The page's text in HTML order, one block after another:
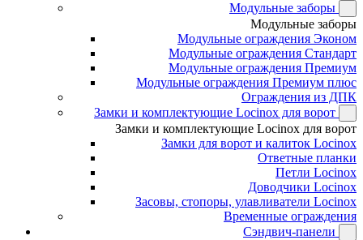
Модульные заборы
Модульные заборы
Модульные ограждения Эконом
Модульные ограждения Стандарт
Модульные ограждения Премиум
Модульные ограждения Премиум плюс
Ограждения из ДПК
Замки и комплектующие Locinox для ворот
Замки и комплектующие Locinox для ворот
Замки для ворот и калиток Locinox
Ответные планки
Петли Locinox
Доводчики Locinox
Засовы, стопоры, улавливатели Locinox
Временные ограждения
Сэндвич-панели